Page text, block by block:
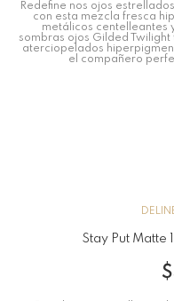
Redefine nos ojos
con esta mezcla fresca
metálicos centelleantes
sombras ojos Gilded
aterciopelados
el compañero
Stay Put Matte
$